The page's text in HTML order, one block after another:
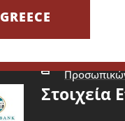
Είσοδος -
Καλάθι
Όροι
Στοιχεία